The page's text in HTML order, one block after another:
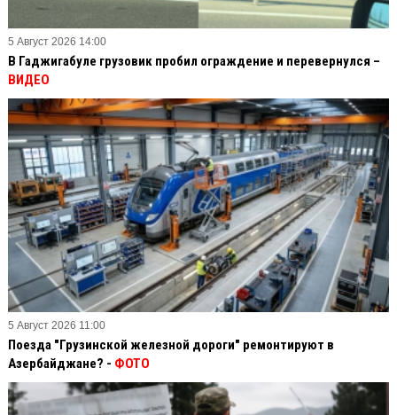
5 Август 2026 14:00
В Гаджигабуле грузовик пробил ограждение и перевернулся –
ВИДЕО
5 Август 2026 11:00
Поезда "Грузинской железной дороги" ремонтируют в
Азербайджане? - ФОТО